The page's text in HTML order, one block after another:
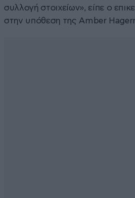
συλλογή στοιχείων», είπε ο
στην υπόθεση της Amber